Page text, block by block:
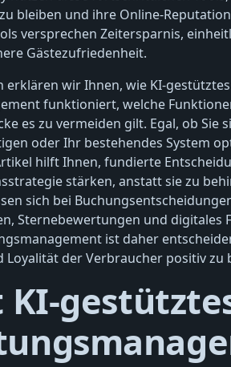
bleiben und ihre Online-
versprechen Zeitersparnis,
Gästezufriedenheit.
erklären wir Ihnen, wie KI-gestütztes
funktioniert, welche
es zu vermeiden gilt. Egal, ob Sie
oder Ihr bestehendes System
hilft Ihnen, fundierte
stärken, anstatt sie zu
sich bei
Sternebewertungen und digitales
ist daher
Loyalität der Verbraucher positiv zu
KI-